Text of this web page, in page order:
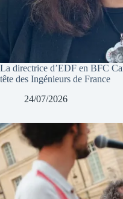
La directrice d’EDF en BFC
tête des Ingénieurs de France
24/07/2026